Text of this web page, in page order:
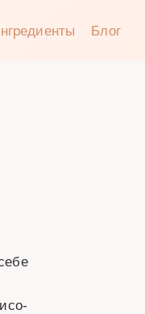
Блог